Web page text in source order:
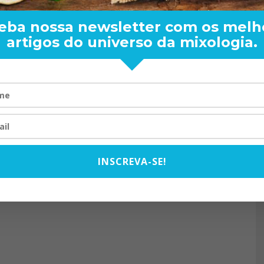
RAND BARTENDER: DE
VISTA PARA O MUNDO
nossa newsletter com os
artigos do universo da mixologia.
INSCREVA-SE!